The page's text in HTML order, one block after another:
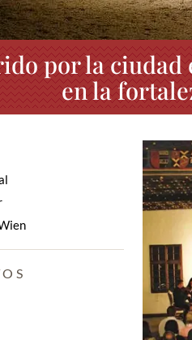
por la ciudad
en la